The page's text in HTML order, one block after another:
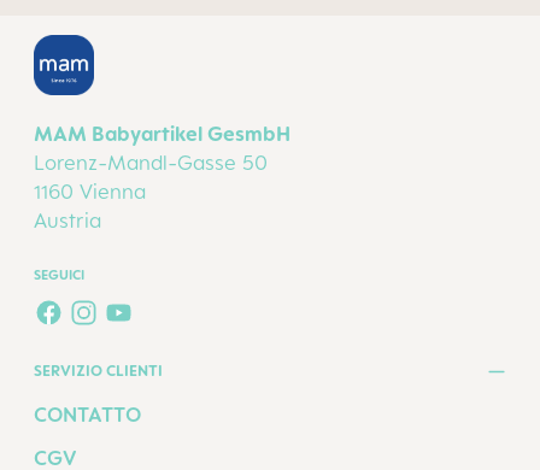
MAM Babyartikel GesmbH
Lorenz-Mandl-Gasse 50
1160 Vienna
Austria
SEGUICI
FACEBOOK
INSTAGRAM
YOUTUBE
SERVIZIO CLIENTI
CONTATTO
CGV